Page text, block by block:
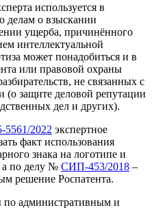
используется в
делам о взыскании
ущерба, причинённого
интеллектуальной
может понадобиться и в
или правовой охраны
не связанных с
(о защите деловой репутации
дел и других).
5561/2022 экспертное
факт использования
знака на логотипе и
а по делу № СИП-453/2018 –
решение Роспатента.
по административным и